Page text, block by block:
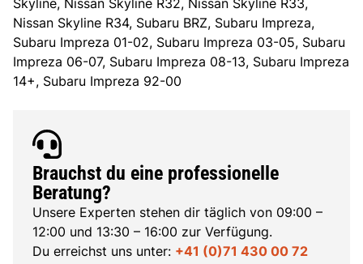
Skyline, Nissan Skyline R32, Nissan Skyline R33,
Nissan Skyline R34, Subaru BRZ, Subaru Impreza,
Subaru Impreza 01-02, Subaru Impreza 03-05, Subaru
Impreza 06-07, Subaru Impreza 08-13, Subaru Impreza
14+, Subaru Impreza 92-00
Brauchst du eine professionelle
Beratung?
Unsere Experten stehen dir täglich von 09:00 –
12:00 und 13:30 – 16:00 zur Verfügung.
Du erreichst uns unter: +41 (0)71 430 00 72